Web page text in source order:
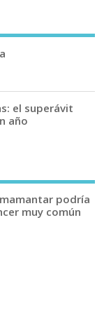
el superávit
año
podría
muy común